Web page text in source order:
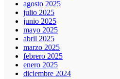
agosto 2025
julio 2025
junio 2025
mayo 2025
abril 2025
marzo 2025
febrero 2025
enero 2025
diciembre 2024